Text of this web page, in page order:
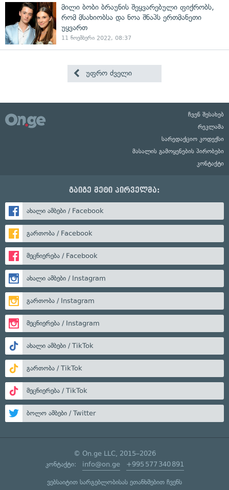
მილი ბობი ბრაუნის შეყვარებული ფიქრობს,
რომ მსახიობსა და ნოა შნაპს ერთმანეთი
უყვართ
11 ნოემბერი 2022, 08:37
უფრო ძველი
ჩვენ შესახებ
რეკლამა
სარედაქციო კოდექსი
მასალის გამოყენების პირობები
კონტაქტი
გაიგე მეტი პირველმა:
ახალი ამბები / Facebook
გართობა / Facebook
მეცნიერება / Facebook
ახალი ამბები / Instagram
გართობა / Instagram
მეცნიერება / Instagram
ახალი ამბები / TikTok
გართობა / TikTok
მეცნიერება / TikTok
ბოლო ამბები / Twitter
© On.ge LLC, 2015–2026
კონტაქტი: info@on.ge +995 577 340 891
ვებსაიტით სარგებლობისას ეთანხმებით ჩვენს